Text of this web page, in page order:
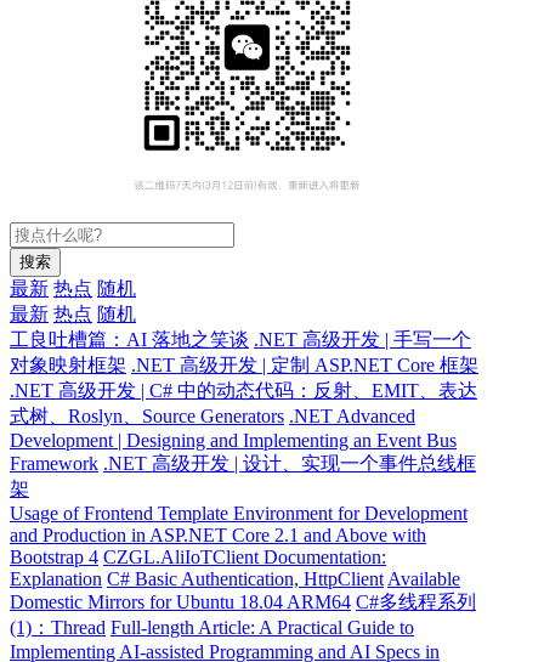
搜索
最新 热点 随机
最新 热点 随机
工良吐槽篇：AI 落地之笑谈 .NET 高级开发 | 手写一个
对象映射框架 .NET 高级开发 | 定制 ASP.NET Core 框架
.NET 高级开发 | C# 中的动态代码：反射、EMIT、表达
式树、Roslyn、Source Generators .NET Advanced
Development | Designing and Implementing an Event Bus
Framework .NET 高级开发 | 设计、实现一个事件总线框
架
Usage of Frontend Template Environment for Development
and Production in ASP.NET Core 2.1 and Above with
Bootstrap 4 CZGL.AliIoTClient Documentation:
Explanation C# Basic Authentication, HttpClient Available
Domestic Mirrors for Ubuntu 18.04 ARM64 C#多线程系列
(1)：Thread Full-length Article: A Practical Guide to
Implementing AI-assisted Programming and AI Specs in